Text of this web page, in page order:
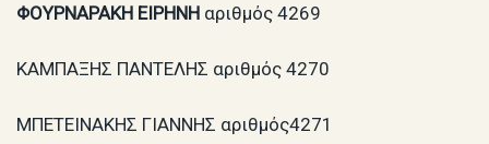
ΦΟΥΡΝΑΡΑΚΗ ΕΙΡΗΝΗ αριθμός 4269
KΑΜΠΑΞΗΣ ΠΑΝΤΕΛΗΣ αριθμός 4270
ΜΠΕΤΕΙΝΑΚΗΣ ΓΙΑΝΝΗΣ αριθμός4271